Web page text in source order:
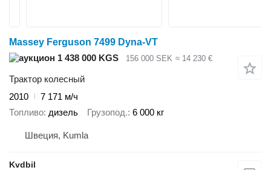
Massey Ferguson 7499 Dyna-VT
1 438 000 KGS
156 000 SEK ≈ 14 230 €
Трактор колесный
2010
7 171 м/ч
Топливо дизель Грузопод. 6 000 кг
Швеция, Kumla
Kvdbil